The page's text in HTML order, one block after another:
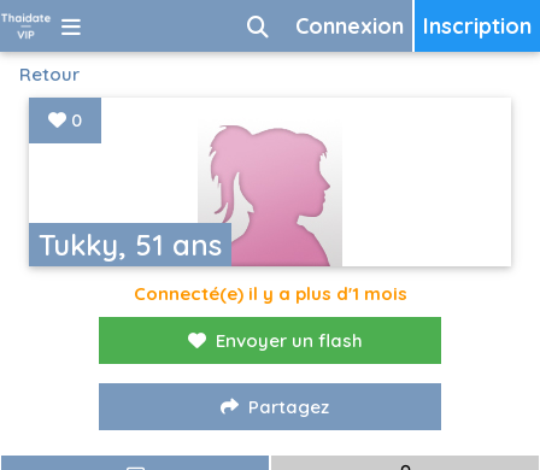
Inscription
Connexion
Retour
Tukky, 51 ans
0
Connecté(e) il y a plus d'1 mois
Envoyer un flash
Partagez